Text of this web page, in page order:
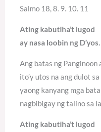
Salmo 18, 8. 9. 10. 11
Ating kabutiha’t lugod
ay nasa loobin ng D’yos.
Ang batas ng Panginoon
ito’y utos na ang dulot
yaong kanyang mga
nagbibigay ng talino sa
Ating kabutiha’t lugod